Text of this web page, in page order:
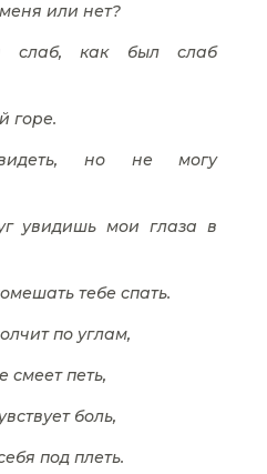
или нет?
слаб, как был слаб
горе.
но не могу
увидишь мои глаза в
тебе спать.
по углам,
смеет петь,
боль,
под плеть.